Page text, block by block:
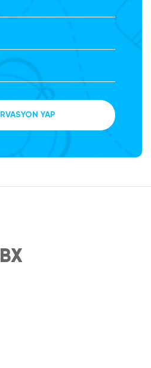
olarak alınacaktır.
– Peso
PİRAMİTLERİ
Yemekli Meksika
Daha sonra şehir
şehri olan Anâhuac´ın
yönetim
Aztekler döneminde
ve yapılarının bolluğu ile
günümüzde 20 milyona
Sabah, Mexico